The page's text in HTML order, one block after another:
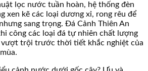
lọc nước tuần hoàn, hệ thống đèn
xen kẽ các loại dương xỉ, rong rêu để
sang trọng. Đá Cảnh Thiên An
công các loại đá tự nhiên chất lượng
vượt trội trước thời tiết khắc nghiệt của